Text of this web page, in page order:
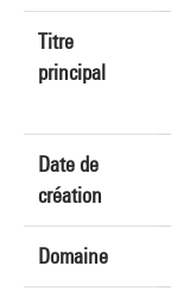
Titre
principal
Date de
création
Domaine